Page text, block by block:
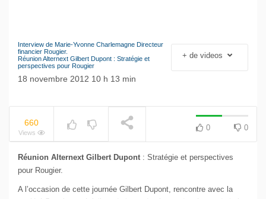
NOW PLAYING
Le séisme industriel
Volkswagen
Interview de Marie-Yvonne Charlemagne Directeur
financier Rougier.
Réunion Alternext Gilbert Dupont : Stratégie et
perspectives pour Rougier
18 novembre 2012 10 h 13 min
+ de videos
660
Views
0 0
Réunion Alternext Gilbert Dupont : Stratégie et perspectives
pour Rougier.
A l’occasion de cette journée Gilbert Dupont, rencontre avec la